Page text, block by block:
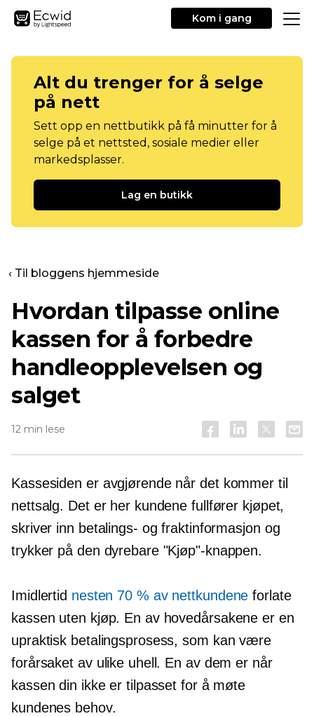
Kom i gang
Alt du trenger for å selge
på nett
Sett opp en nettbutikk på få minutter for å
selge på et nettsted, sosiale medier eller
markedsplasser.
Lag en butikk
‹ Til bloggens hjemmeside
Hvordan tilpasse online
kassen for å forbedre
handleopplevelsen og
salget
12 min lese
Kassesiden er avgjørende når det kommer til
nettsalg. Det er her kundene fullfører kjøpet,
skriver inn betalings- og fraktinformasjon og
trykker på den dyrebare "Kjøp"-knappen.
Imidlertid nesten 70 % av nettkundene forlate
kassen uten kjøp. En av hovedårsakene er en
upraktisk betalingsprosess, som kan være
forårsaket av ulike uhell. En av dem er når
kassen din ikke er tilpasset for å møte
kundenes behov.